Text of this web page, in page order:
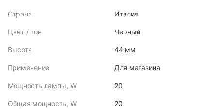
Страна Италия
Цвет / тон Черный
Высота 44 мм
Применение Для магазина
Мощность лампы, W 20
Общая мощность, W 20